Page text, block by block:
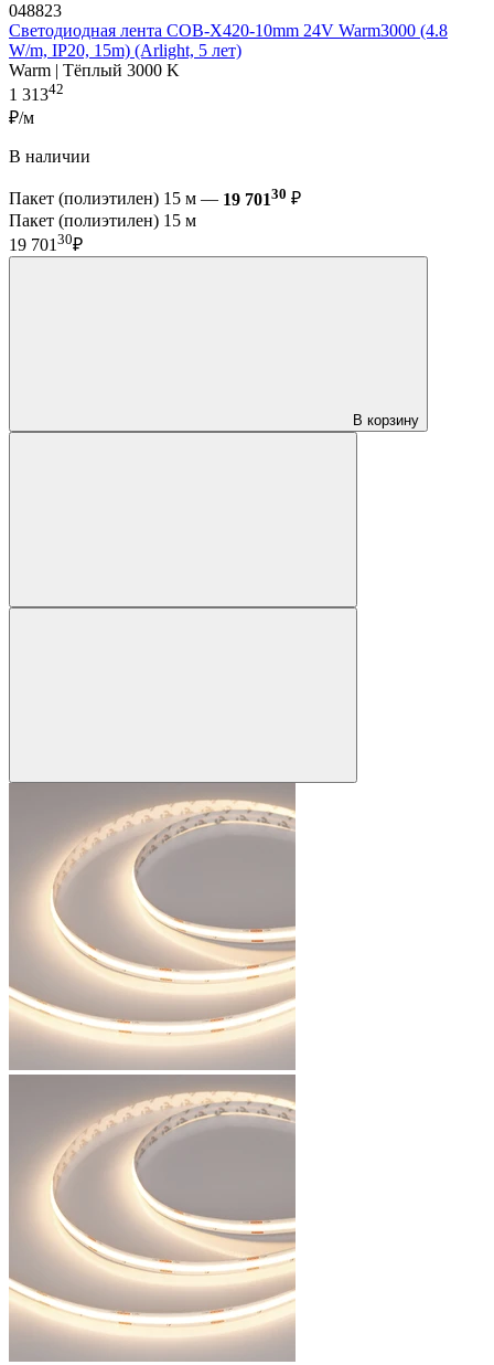
048823
Светодиодная лента COB-X420-10mm 24V Warm3000 (4.8
W/m, IP20, 15m) (Arlight, 5 лет)
Warm | Тёплый 3000 K
1 31342
₽/м
В наличии
Пакет (полиэтилен) 15 м — 19 70130 ₽
Пакет (полиэтилен) 15 м
19 701 30₽
В корзину